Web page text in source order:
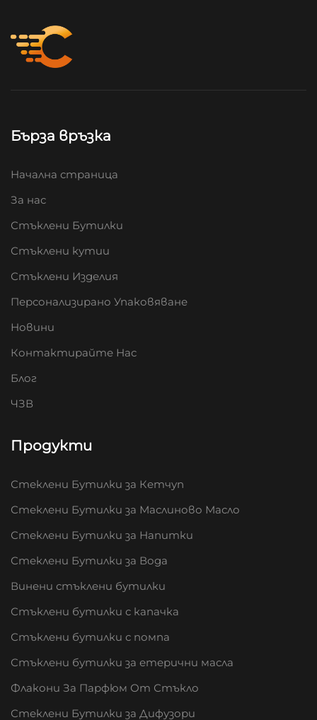
Бърза връзка
Начална страница
За нас
Стъклени Бутилки
Стъклени кутии
Стъклени Изделия
Персонализирано Упаковяване
Новини
Контактирайте Нас
Блог
ЧЗВ
Продукти
Стеклени Бутилки за Кетчуп
Стеклени Бутилки за Маслиново Масло
Стеклени Бутилки за Напитки
Стеклени Бутилки за Вода
Винени стъклени бутилки
Стъклени бутилки с капачка
Стъклени бутилки с помпа
Стъклени бутилки за етерични масла
Флакони За Парфюм От Стъкло
Стеклени Бутилки за Дифузори